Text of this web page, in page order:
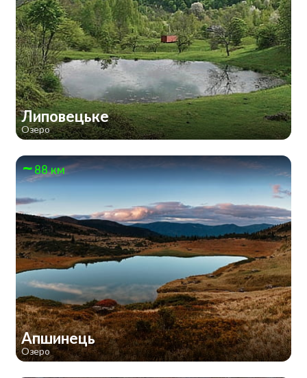
Липовецьке
Озеро
88 км
Апшинець
Озеро